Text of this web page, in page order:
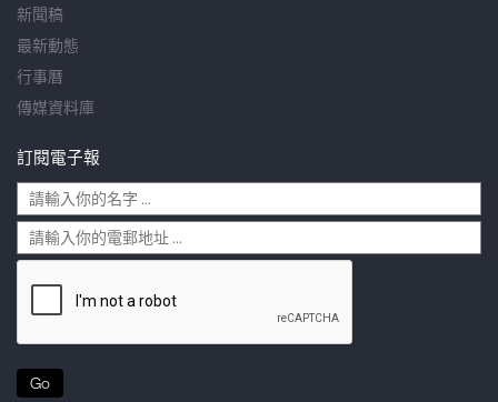
新聞稿
最新動態
行事曆
傳媒資料庫
訂閱電子報
Go